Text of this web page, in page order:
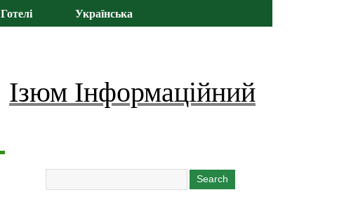
Готелі Українська
Ізюм Інформаційний